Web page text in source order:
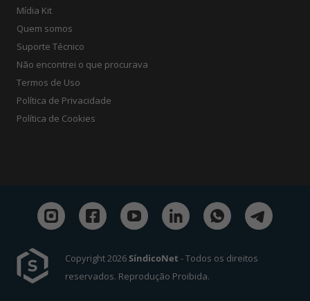
Mídia Kit
Quem somos
Suporte Técnico
Não encontrei o que procurava
Termos de Uso
Política de Privacidade
Política de Cookies
Copyright 2026SíndicoNet - Todos os direitos
reservados. Reprodução Proibida.